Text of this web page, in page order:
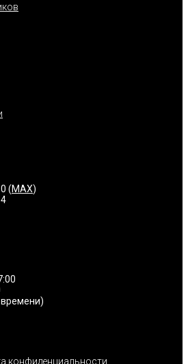
(MAX)
конфиденциальности